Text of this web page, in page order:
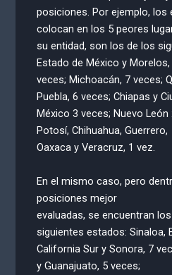
posiciones. Por ejemplo, los
colocan en los 5 peores
su entidad, son los de los
Estado de México y Morelos,
veces; Michoacán, 7 veces;
Puebla, 6 veces; Chiapas y
México 3 veces; Nuevo León
Potosí, Chihuahua, Guerrero,
Oaxaca y Veracruz, 1 vez.
En el mismo caso, pero
posiciones mejor
evaluadas, se encuentran
siguientes estados: Sinaloa,
California Sur y Sonora, 7
y Guanajuato, 5 veces;